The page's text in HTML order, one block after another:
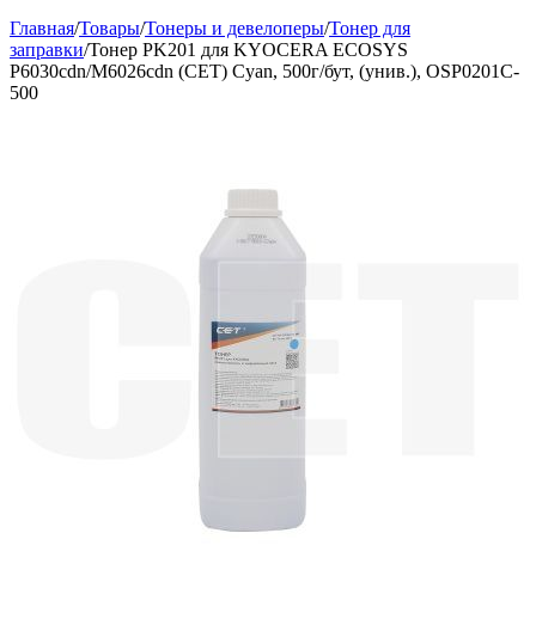
Главная/Товары/Тонеры и девелоперы/Тонер для
заправки/Тонер PK201 для KYOCERA ECOSYS
P6030cdn/M6026cdn (CET) Cyan, 500г/бут, (унив.), OSP0201C-
500